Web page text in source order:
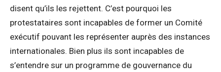
disent qu’ils les rejettent. C’est pourquoi les
protestataires sont incapables de former un Comité
exécutif pouvant les représenter auprès des instances
internationales. Bien plus ils sont incapables de
s’entendre sur un programme de gouvernance du